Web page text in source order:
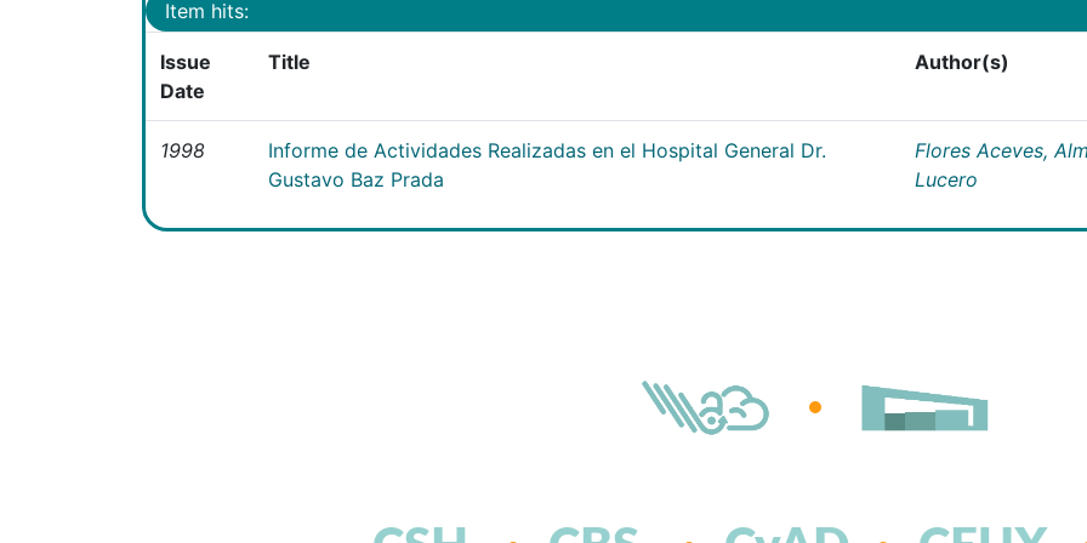
Item hits:
Issue
Date
Title Author(s)
1998
Informe de Actividades Realizadas en el Hospital General Dr.
Gustavo Baz Prada
Flores Aceves,
Lucero